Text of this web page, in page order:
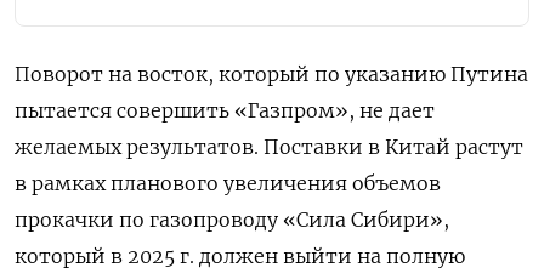
Поворот на восток, который по указанию Путина
пытается совершить «Газпром», не дает
желаемых результатов. Поставки в Китай растут
в рамках планового увеличения объемов
прокачки по газопроводу «Сила Сибири»,
который в 2025 г. должен выйти на полную